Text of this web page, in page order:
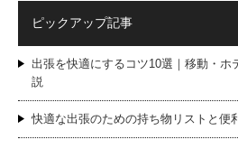
ピックアップ記事
出張を快適にするコツ10選｜移動・ホ
説
快適な出張のための持ち物リストと便